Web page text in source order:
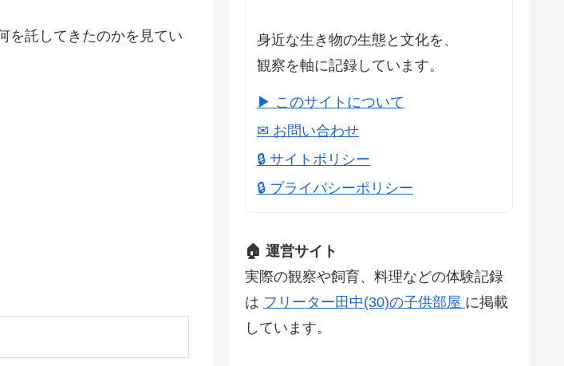
を託してきたのかを見てい
身近な生き物の生態と文化を、
観察を軸に記録しています。
▶ このサイトについて
✉ お問い合わせ
🔒 サイトポリシー
🔒 プライバシーポリシー
🏠 運営サイト
実際の観察や飼育、料理などの体験記録
は フリーター田中(30)の子供部屋 に掲載
しています。